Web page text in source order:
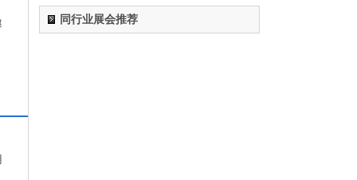
1 555-****0606
02-28日 报名参加了
2024上海国际日用百货商品（春季）博览会
同行业展会推荐